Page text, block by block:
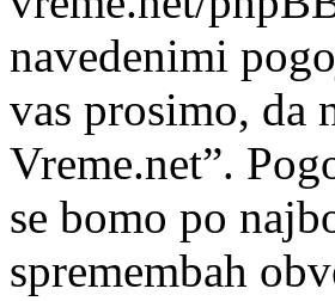
navedenimi
vas prosimo, da
Vreme.net”.
se bomo po
spremembah